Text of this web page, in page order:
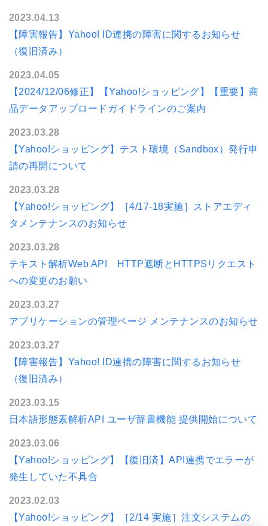
2023.04.13
【障害報告】Yahoo! ID連携の障害に関するお知らせ
（復旧済み）
2023.04.05
【2024/12/06修正】【Yahoo!ショッピング】【重要】商
品データアップロードガイドラインのご案内
2023.03.28
【Yahoo!ショッピング】テスト環境（Sandbox）発行申
請の再開について
2023.03.28
【Yahoo!ショッピング】［4/17-18実施］ストアエディ
タメンテナンスのお知らせ
2023.03.28
テキスト解析Web API HTTP遮断とHTTPSリクエスト
への変更のお願い
2023.03.27
アプリケーションの管理ページ メンテナンスのお知らせ
2023.03.27
【障害報告】Yahoo! ID連携の障害に関するお知らせ
（復旧済み）
2023.03.15
日本語形態素解析API ユーザ辞書機能 提供開始について
2023.03.06
【Yahoo!ショッピング】【復旧済】API連携でエラーが
発生していた不具合
2023.02.03
【Yahoo!ショッピング】［2/14 実施］注文システムの